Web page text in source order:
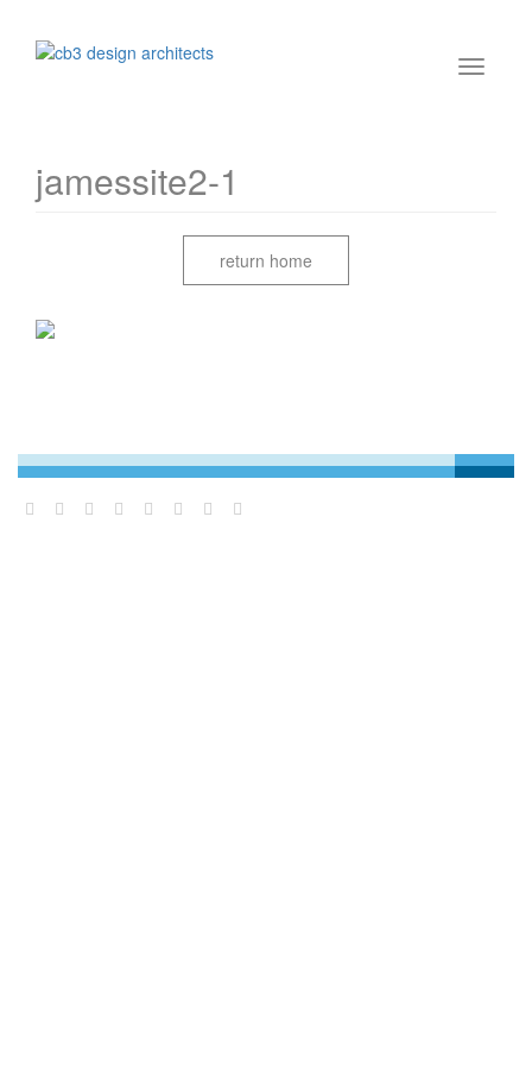
jamessite2-1
return home